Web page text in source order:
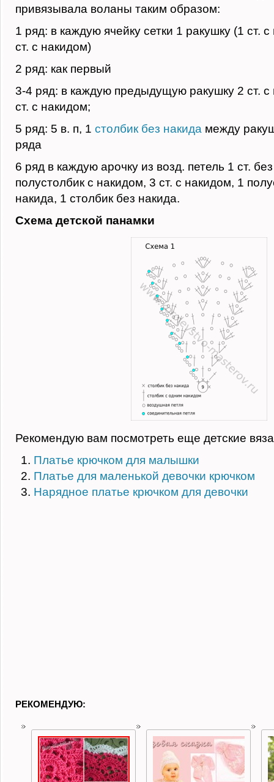
привязывала воланы таким образом:
1 ряд: в каждую ячейку сетки 1 ракушку (1 ст.
ст. с накидом)
2 ряд: как первый
3-4 ряд: в каждую предыдущую ракушку 2 ст. с
ст. с накидом;
5 ряд: 5 в. п, 1 столбик без накида между
ряда
6 ряд в каждую арочку из возд. петель 1 ст.
полустолбик с накидом, 3 ст. с накидом, 1
накида, 1 столбик без накида.
Схема детской панамки
Рекомендую вам посмотреть еще детские
Платье крючком для малышки
Платье для маленькой девочки крючком
Нарядное платье крючком для девочки
РЕКОМЕНДУЮ: